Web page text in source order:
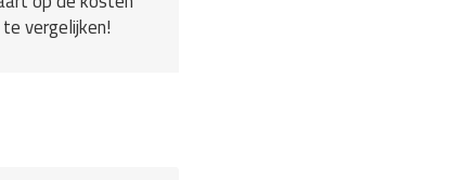
vergelijken!